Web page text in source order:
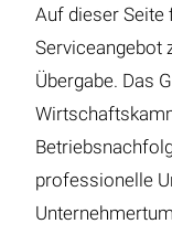
Auf dieser Seite
Serviceangebot
Übergabe. Das
professionelle